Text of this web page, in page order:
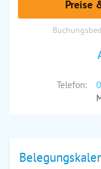
Preise
Telefon: